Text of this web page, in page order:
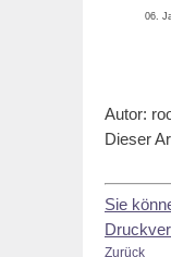
06.
Autor:
Dieser
Sie
Zurück